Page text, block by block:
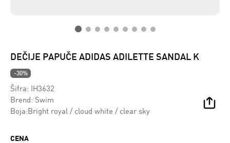
DEČIJE PAPUČE ADIDAS ADILETTE SANDAL K
-30%
Šifra: IH3632
Brend: Swim
Boja:Bright royal / cloud white / clear sky
CENA